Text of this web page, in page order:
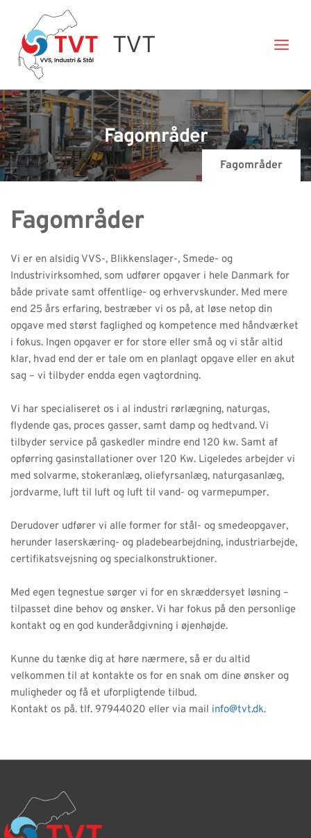
indholdet
TVT
Fagområder
Fagområder
Fagområder
Vi er en alsidig VVS-, Blikkenslager-, Smede- og
Industrivirksomhed, som udfører opgaver i hele Danmark for
både private samt offentlige- og erhvervskunder. Med mere
end 25 års erfaring, bestræber vi os på, at løse netop din
opgave med størst faglighed og kompetence med håndværket
i fokus. Ingen opgaver er for store eller små og vi står altid
klar, hvad end der er tale om en planlagt opgave eller en akut
sag – vi tilbyder endda egen vagtordning.
Vi har specialiseret os i al industri rørlægning, naturgas,
flydende gas, proces gasser, samt damp og hedtvand. Vi
tilbyder service på gaskedler mindre end 120 kw. Samt af
opførring gasinstallationer over 120 Kw. Ligeledes arbejder vi
med solvarme, stokeranlæg, oliefyrsanlæg, naturgasanlæg,
jordvarme, luft til luft og luft til vand- og varmepumper.
Derudover udfører vi alle former for stål- og smedeopgaver,
herunder laserskæring- og pladebearbejdning, industriarbejde,
certifikatsvejsning og specialkonstruktioner.
Med egen tegnestue sørger vi for en skræddersyet løsning –
tilpasset dine behov og ønsker. Vi har fokus på den personlige
kontakt og en god kunderådgivning i øjenhøjde.
Kunne du tænke dig at høre nærmere, så er du altid
velkommen til at kontakte os for en snak om dine ønsker og
muligheder og få et uforpligtende tilbud.
Kontakt os på. tlf. 97944020 eller via mail info@tvt.dk.